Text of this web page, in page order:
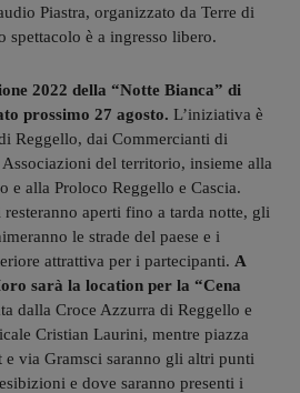
Piastra, organizzato da Terre di
spettacolo è a ingresso libero.
2022 della “Notte Bianca” di
prossimo 27 agosto. L’iniziativa è
Reggello, dai Commercianti di
del territorio, insieme alla
e alla Proloco Reggello e Cascia.
aperti fino a tarda notte, gli
le strade del paese e i
attrattiva per i partecipanti. A
sarà la location per la “Cena
dalla Croce Azzurra di Reggello e
Cristian Laurini, mentre piazza
e via Gramsci saranno gli altri punti
e dove saranno presenti i